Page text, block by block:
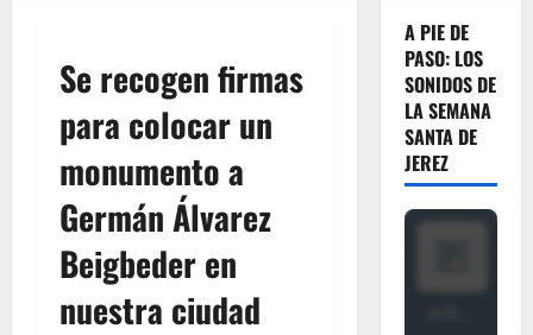
Se recogen firmas
para colocar un
monumento a
Germán Álvarez
Beigbeder en
nuestra ciudad
A PIE DE
PASO: LOS
SONIDOS DE
LA SEMANA
SANTA DE
JEREZ